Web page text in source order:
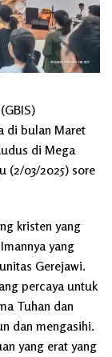
di bulan Maret
di Mega
(2/03/2025) sore
kristen yang
yang
Gerejawi.
percaya untuk
Tuhan dan
dan mengasihi.
yang erat yang